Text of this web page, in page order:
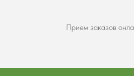
Прием заказов